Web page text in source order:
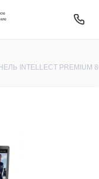
INTELLECT PREMIUM